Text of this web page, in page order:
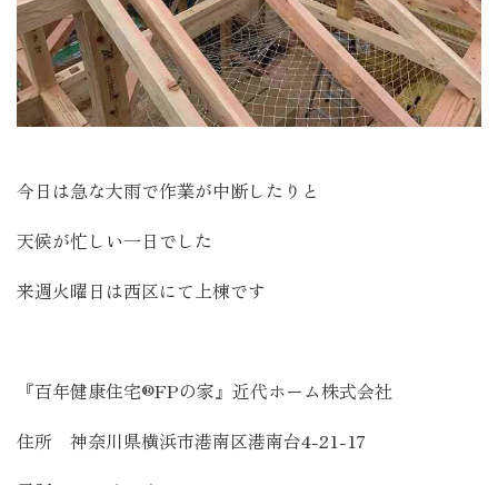
今日は急な大雨で作業が中断したりと
天候が忙しい一日でした
来週火曜日は西区にて上棟です
『百年健康住宅®FPの家』近代ホーム株式会社
住所 神奈川県横浜市港南区港南台4-21-17